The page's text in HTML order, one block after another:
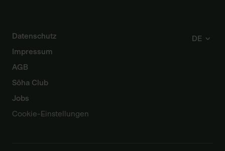
DE
Datenschutz
Impressum
AGB
Sôha Club
Jobs
Cookie-Einstellungen